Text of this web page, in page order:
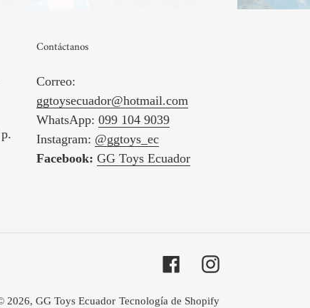
Contáctanos
Correo:
ggtoysecuador@hotmail.com
WhatsApp: 099 104 9039
Instagram: @ggtoys_ec
Facebook: GG Toys Ecuador
FacebookInstagram
2026, GG Toys Ecuador Tecnología de Shopify